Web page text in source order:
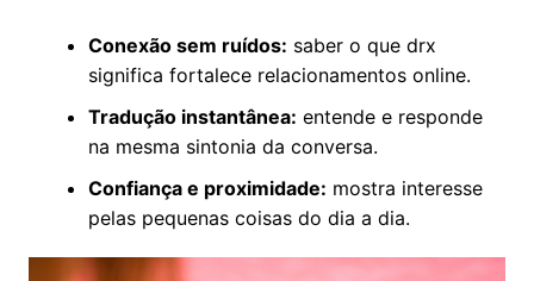
Conexão sem ruídos: saber o que drx
significa fortalece relacionamentos online.
Tradução instantânea: entende e responde
na mesma sintonia da conversa.
Confiança e proximidade: mostra interesse
pelas pequenas coisas do dia a dia.